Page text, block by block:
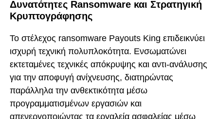
Δυνατότητες Ransomware και Στρατηγική
Κρυπτογράφησης
Το στέλεχος ransomware Payouts King επιδεικνύει
ισχυρή τεχνική πολυπλοκότητα. Ενσωματώνει
εκτεταμένες τεχνικές απόκρυψης και αντι-ανάλυσης
για την αποφυγή ανίχνευσης, διατηρώντας
παράλληλα την ανθεκτικότητα μέσω
προγραμματισμένων εργασιών και
απενεργοποιώντας τα εργαλεία ασφαλείας μέσω